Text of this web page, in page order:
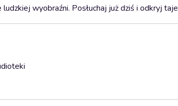
wyobraźni. Posłuchaj już dziś i odkryj